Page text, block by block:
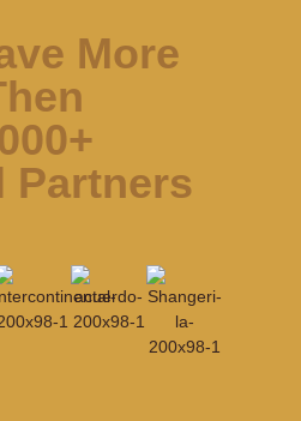
More
Partners